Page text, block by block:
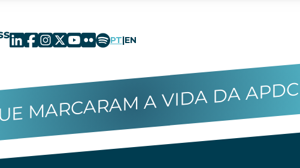
PT|EN
MARCARAM A VIDA DA APDC